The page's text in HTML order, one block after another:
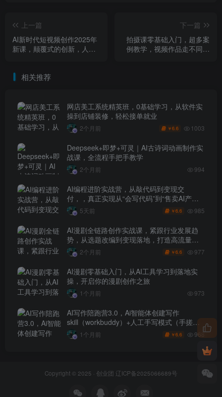
上一篇
AI新时代短视频创作2025年
新课，​颠覆式的创新，人人
下一篇
拍摄课零基础入门，超多案
例教学，视频作品走不同角
相关推荐
网店美工系统精英班，0基础学习，从软件实
操到店铺装修，轻松接单就业
2个月前 ￥6.6 1003
Deepseek+即梦+可灵｜AI古诗词动画制作实
战课，全流程手把手教学
2个月前 994
AI编程进阶实战营，从敲代码到变现交
付，，真正实现从“会写代码”到“售卖AI产品
盈利”的跨越
5天前 ￥6.6 985
AI漫剧全链路创作实战课，紧跟行业发展趋
势，从选题改编到变现落地，打造高流量优
质作品2个月前 ￥6.6 977
AI漫剧零基础入门，从AI工具学习到落地实
操，开启你的漫剧创作之旅
1个月前 973
AI写作陪跑营3.0，Ai智能体创建写作
skill（workbuddy）+人工手写模式（手搓模
式），去除AI痕迹（头条号、公众号、百家
号）
1个月前 ￥6.6 968
Copyright © 2025 · 创业团 辽ICP备2025066689号